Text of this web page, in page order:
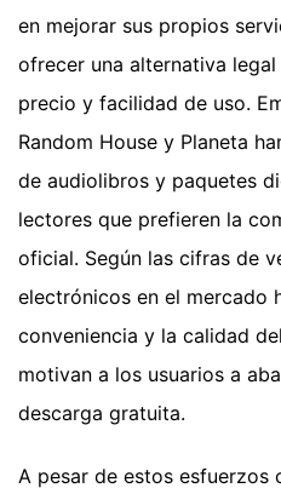
en mejorar sus propios
ofrecer una alternativa
precio y facilidad de uso.
Random House y Planeta
de audiolibros y paquetes
lectores que prefieren la
oficial. Según las cifras de
electrónicos en el mercado
conveniencia y la calidad
motivan a los usuarios a
descarga gratuita.
A pesar de estos esfuerzos